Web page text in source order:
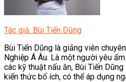
Tác giả: Bùi Tiến Dũng
Bùi Tiến Dũng là giảng viên
Nghiệp Á Âu. Là một người yêu
các kỹ thuật nấu ăn, Bùi Tiến
kiến thức bổ ích, có thể áp dụng